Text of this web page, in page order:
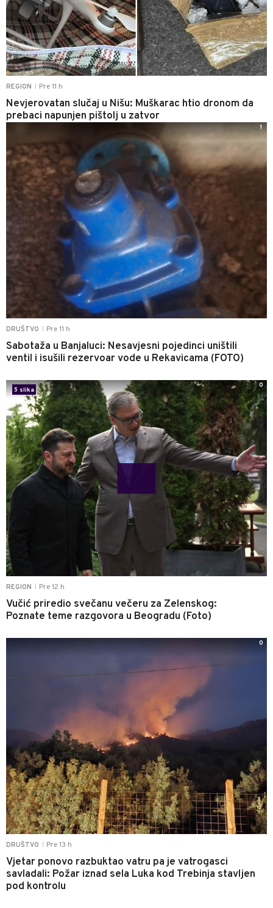
REGION Pre 11 h
Nevjerovatan slučaj u Nišu: Muškarac htio dronom da
prebaci napunjen pištolj u zatvor
DRUŠTVO Pre 11 h
Sabotaža u Banjaluci: Nesavjesni pojedinci uništili
ventil i isušili rezervoar vode u Rekavicama (FOTO)
1
REGION Pre 12 h
Vučić priredio svečanu večeru za Zelenskog:
Poznate teme razgovora u Beogradu (Foto)
5 slika
0
DRUŠTVO Pre 13 h
Vjetar ponovo razbuktao vatru pa je vatrogasci
savladali: Požar iznad sela Luka kod Trebinja stavljen
pod kontrolu
0